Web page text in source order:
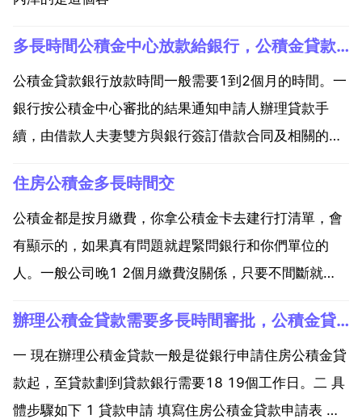
多長時間公積金中心放款給銀行，公積金貸款銀行一般多長時間放款？
公積金貸款銀行放款時間一般需要1到2個月的時間。一
銀行按公積金中心審批的結果通知申請人辦理貸款手
續，由借款人夫妻雙方與銀行簽訂借款合同及相關的合
積金中心核准後即劃撥委貸 由受託銀行按借款合同的約
定按時足額發放貸款。二 住房公積金，是指國家機關
國有企...
住房公積金多長時間交
公積金都是按月繳費，你拿公積金卡去建行打清單，會
有顯示的，如果真有問題就趕緊問銀行和你們單位的
人。一般公司晚1 2個月繳費沒關係，只要不間斷就
的，也有按年交的，一般都是按照月份。放心，住房公
積金都是統一辦理，一般不會漏掉誰的，但是貌似單位
應該發你個本...
辦理公積金貸款需要多長時間審批，公積金貸款銀行審批要多久
一 現在辦理公積金貸款一般是從銀行申請住房公積金貸
款起，至貸款劃到貸款銀行需要18 19個工作日。二 具
體步驟如下 1 貸款申請 填寫住房公積金貸款申請表 當